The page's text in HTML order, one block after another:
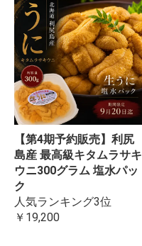
【第4期予約販売】利尻
島産 最高級キタムラサキ
ウニ300グラム 塩水パッ
ク
人気ランキング3位
￥19,200